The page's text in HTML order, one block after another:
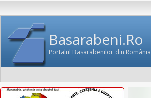
Basarabeni.Ro
Portalul Basarabenilor din România